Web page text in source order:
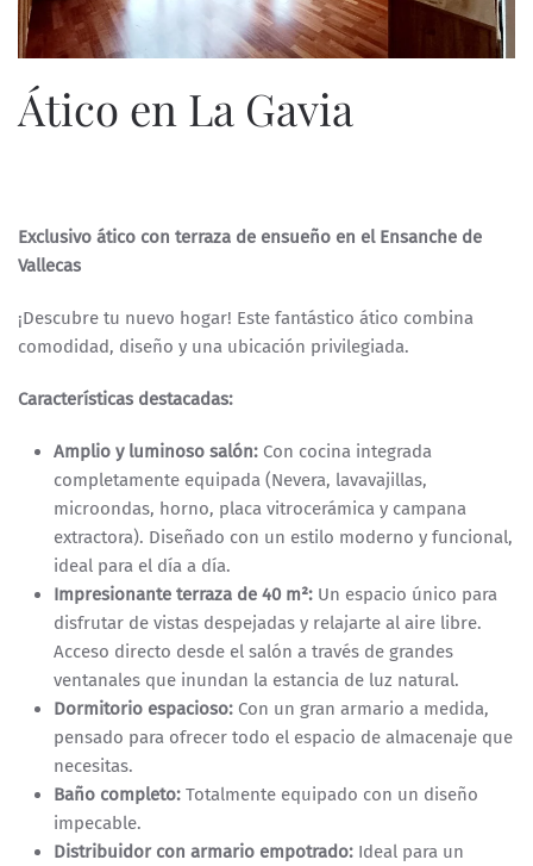
Ático en La Gavia
Exclusivo ático con terraza de ensueño en el Ensanche de
Vallecas
¡Descubre tu nuevo hogar! Este fantástico ático combina
comodidad, diseño y una ubicación privilegiada.
Características destacadas:
Amplio y luminoso salón: Con cocina integrada
completamente equipada (Nevera, lavavajillas,
microondas, horno, placa vitrocerámica y campana
extractora). Diseñado con un estilo moderno y funcional,
ideal para el día a día.
Impresionante terraza de 40 m²: Un espacio único para
disfrutar de vistas despejadas y relajarte al aire libre.
Acceso directo desde el salón a través de grandes
ventanales que inundan la estancia de luz natural.
Dormitorio espacioso: Con un gran armario a medida,
pensado para ofrecer todo el espacio de almacenaje que
necesitas.
Baño completo: Totalmente equipado con un diseño
impecable.
Distribuidor con armario empotrado: Ideal para un